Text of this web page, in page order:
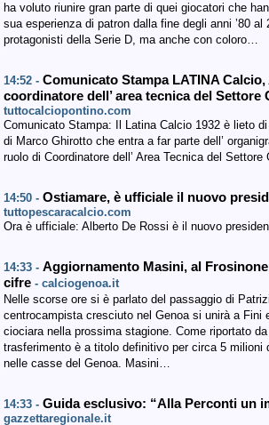
ha voluto riunire gran parte di quei giocatori che
sua esperienza di patron dalla fine degli anni ’80 al
protagonisti della Serie D, ma anche con coloro…
14:52 - Comunicato Stampa LATINA Calcio,
coordinatore dell’ area tecnica del Settore
tuttocalciopontino.com
Comunicato Stampa: Il Latina Calcio 1932 è lieto
di Marco Ghirotto che entra a far parte dell’
ruolo di Coordinatore dell’ Area Tecnica del Settore
14:50 - Ostiamare, è ufficiale il nuovo
tuttopescaracalcio.com
Ora è ufficiale: Alberto De Rossi è il nuovo
14:33 - Aggiornamento Masini, al
cifre - calciogenoa.it
Nelle scorse ore si è parlato del passaggio di
centrocampista cresciuto nel Genoa si unirà a Fini
ciociara nella prossima stagione. Come riportato
trasferimento è a titolo definitivo per circa 5 milioni
nelle casse del Genoa. Masini…
14:33 - Guida esclusivo: “Alla Perconti un
gazzettaregionale.it